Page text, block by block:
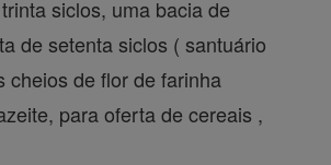
siclos, uma bacia de
de setenta siclos ( santuário
cheios de flor de farinha
para oferta de cereais ,